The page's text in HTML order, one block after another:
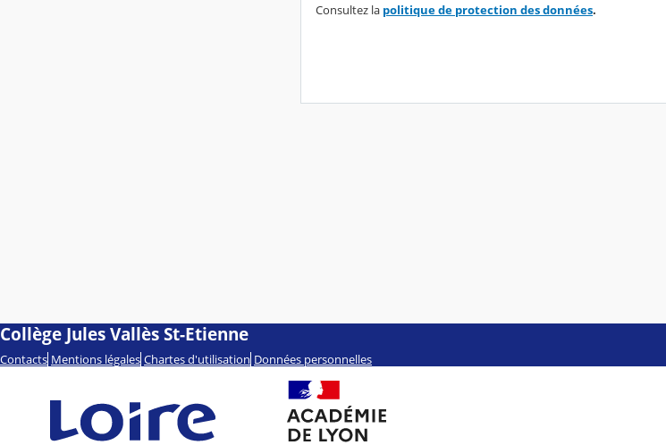
Consultez la politique de protection des données.
Collège Jules Vallès St-Etienne
Contacts Mentions légales Chartes d'utilisation Données personnelles